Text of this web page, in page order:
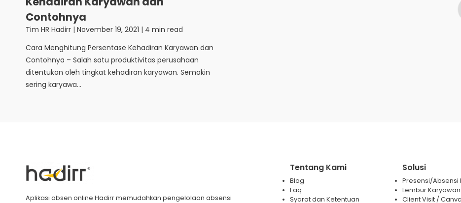
Contohnya
Tim HR Hadirr | November 19, 2021 | 4 min read
Cara Menghitung Persentase Kehadiran Karyawan dan
Contohnya – Salah satu produktivitas perusahaan
ditentukan oleh tingkat kehadiran karyawan. Semakin
sering karyawa...
Aplikasi absen online Hadirr memudahkan pengelolaan absensi
Tentang Kami
Blog
Faq
Syarat dan Ketentuan
Solusi
Presensi/Absensi
Lembur Karyawan
Client Visit /